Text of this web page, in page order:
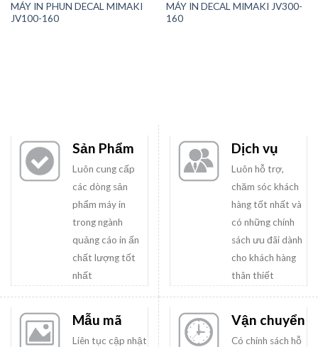
MÁY IN PHUN DECAL MIMAKI
JV100-160
MÁY IN DECAL MIMAKI JV300-
160
Sản Phẩm
Luôn cung cấp
các dòng sản
phẩm máy in
trong ngành
quảng cáo in ấn
chất lượng tốt
nhất
Dịch vụ
Luôn hỗ trợ,
chăm sóc khách
hàng tốt nhất và
có những chính
sách ưu đãi dành
cho khách hàng
thân thiết
Mẫu mã
Liên tục cập nhật
Vận chuyển
Có chính sách hỗ